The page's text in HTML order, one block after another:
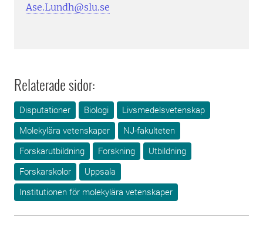
Ase.Lundh@slu.se
Relaterade sidor:
Disputationer Biologi
Livsmedelsvetenskap
Molekylära vetenskaper
NJ-fakulteten
Forskarutbildning
Forskning
Utbildning
Forskarskolor
Uppsala
Institutionen för molekylära vetenskaper